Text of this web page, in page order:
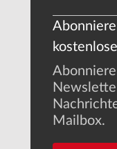
Mailbox.